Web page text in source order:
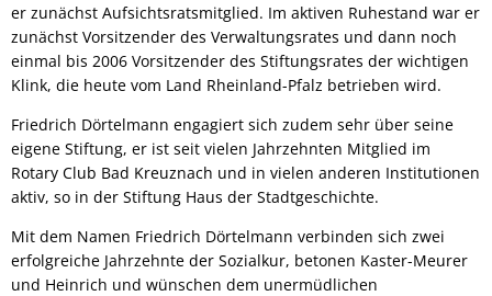
er zunächst Aufsichtsratsmitglied. Im aktiven Ruhestand war er
zunächst Vorsitzender des Verwaltungsrates und dann noch
einmal bis 2006 Vorsitzender des Stiftungsrates der wichtigen
Klink, die heute vom Land Rheinland-Pfalz betrieben wird.
Friedrich Dörtelmann engagiert sich zudem sehr über seine
eigene Stiftung, er ist seit vielen Jahrzehnten Mitglied im
Rotary Club Bad Kreuznach und in vielen anderen Institutionen
aktiv, so in der Stiftung Haus der Stadtgeschichte.
Mit dem Namen Friedrich Dörtelmann verbinden sich zwei
erfolgreiche Jahrzehnte der Sozialkur, betonen Kaster-Meurer
und Heinrich und wünschen dem unermüdlichen